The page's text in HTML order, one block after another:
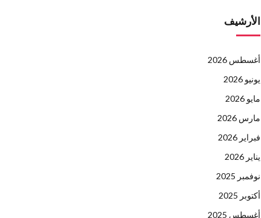
الأرشيف
أغسطس 2026
يونيو 2026
مايو 2026
مارس 2026
فبراير 2026
يناير 2026
نوفمبر 2025
أكتوبر 2025
أغسطس 2025